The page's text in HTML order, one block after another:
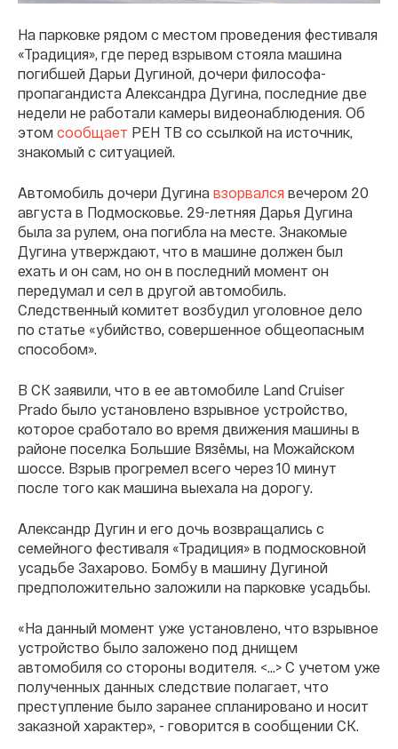
На парковке рядом с местом проведения фестиваля
«Традиция», где перед взрывом стояла машина
погибшей Дарьи Дугиной, дочери философа-
пропагандиста Александра Дугина, последние две
недели не работали камеры видеонаблюдения. Об
этом сообщает РЕН ТВ со ссылкой на источник,
знакомый с ситуацией.
Автомобиль дочери Дугина взорвался вечером 20
августа в Подмосковье. 29-летняя Дарья Дугина
была за рулем, она погибла на месте. Знакомые
Дугина утверждают, что в машине должен был
ехать и он сам, но он в последний момент он
передумал и сел в другой автомобиль.
Следственный комитет возбудил уголовное дело
по статье «убийство, совершенное общеопасным
способом».
В СК заявили, что в ее автомобиле Land Cruiser
Prado было установлено взрывное устройство,
которое сработало во время движения машины в
районе поселка Большие Вязёмы, на Можайском
шоссе. Взрыв прогремел всего через 10 минут
после того как машина выехала на дорогу.
Александр Дугин и его дочь возвращались с
семейного фестиваля «Традиция» в подмосковной
усадьбе Захарово. Бомбу в машину Дугиной
предположительно заложили на парковке усадьбы.
«На данный момент уже установлено, что взрывное
устройство было заложено под днищем
автомобиля со стороны водителя. <…> С учетом уже
полученных данных следствие полагает, что
преступление было заранее спланировано и носит
заказной характер», - говорится в сообщении СК.